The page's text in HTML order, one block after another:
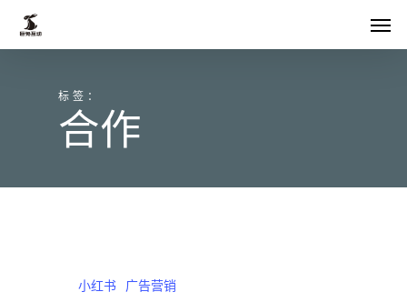
Skip
标签：
合作
小红书 广告营销